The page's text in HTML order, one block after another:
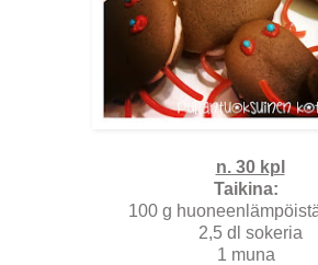
n. 30 kpl
Taikina:
100 g
2,5 dl sokeria
1 muna